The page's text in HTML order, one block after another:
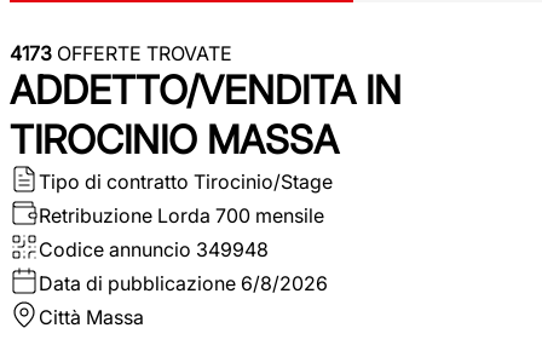
4173 OFFERTE TROVATE
ADDETTO/VENDITA IN
TIROCINIO MASSA
Tipo di contratto Tirocinio/Stage
Retribuzione Lorda 700 mensile
Codice annuncio 349948
Data di pubblicazione 6/8/2026
Città Massa